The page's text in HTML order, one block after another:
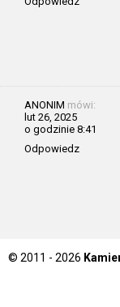
ANONIM mówi:
lut 26, 2025
o godzinie 8:41
Odpowiedz
© 2011 - 2026